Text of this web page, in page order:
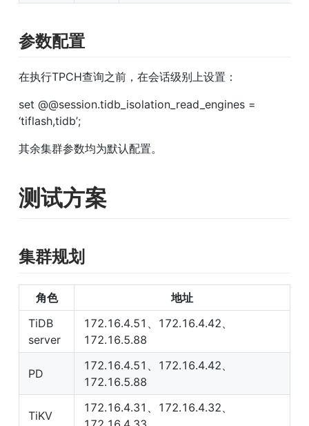
参数配置
在执行TPCH查询之前，在会话级别上设置：
set @@session.tidb_isolation_read_engines =
‘tiflash,tidb’;
其余集群参数均为默认配置。
测试方案
集群规划
角色
地址
TiDB
server
172.16.4.51、172.16.4.42、
172.16.5.88
PD
172.16.4.51、172.16.4.42、
172.16.5.88
TiKV
172.16.4.31、172.16.4.32、